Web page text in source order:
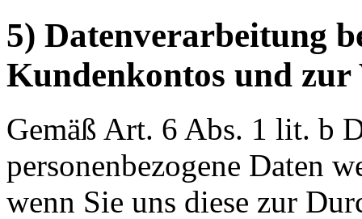
5) Datenverarbeitung
Kundenkontos und
Gemäß Art. 6 Abs. 1 lit. b
personenbezogene Daten
wenn Sie uns diese zur